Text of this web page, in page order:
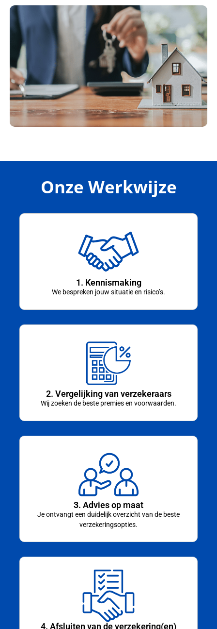
Onze Werkwijze
1. Kennismaking
We bespreken jouw situatie en risico’s.
2. Vergelijking van verzekeraars
Wij zoeken de beste premies en voorwaarden.
3. Advies op maat
Je ontvangt een duidelijk overzicht van de beste
verzekeringsopties.
4. Afsluiten van de verzekering(en)